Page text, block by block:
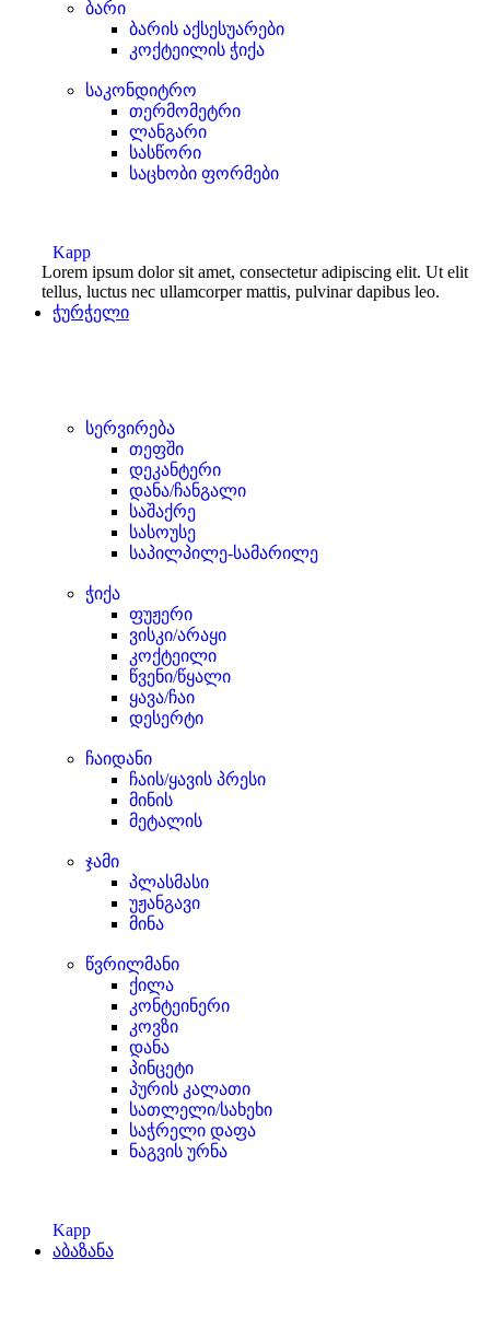
ბარი
ბარის აქსესუარები
კოქტეილის ჭიქა
საკონდიტრო
თერმომეტრი
ლანგარი
სასწორი
საცხობი ფორმები
Kapp
Lorem ipsum dolor sit amet, consectetur adipiscing elit. Ut elit
tellus, luctus nec ullamcorper mattis, pulvinar dapibus leo.
ჭურჭელი
სერვირება
თეფში
დეკანტერი
დანა/ჩანგალი
საშაქრე
სასოუსე
საპილპილე-სამარილე
ჭიქა
ფუჟერი
ვისკი/არაყი
კოქტეილი
წვენი/წყალი
ყავა/ჩაი
დესერტი
ჩაიდანი
ჩაის/ყავის პრესი
მინის
მეტალის
ჯამი
პლასმასი
უჟანგავი
მინა
წვრილმანი
ქილა
კონტეინერი
კოვზი
დანა
პინცეტი
პურის კალათი
სათლელი/სახეხი
საჭრელი დაფა
ნაგვის ურნა
Kapp
აბაზანა